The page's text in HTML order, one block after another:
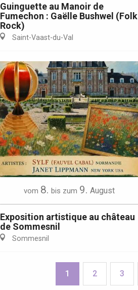
Guinguette au Manoir de
Fumechon : Gaëlle Bushwel (Folk
Rock)
Saint-Vaast-du-Val
vom 8. bis zum 9. August
Exposition artistique au château
de Sommesnil
Sommesnil
1 2 3